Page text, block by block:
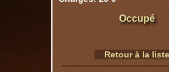
Occupé
Retour à la